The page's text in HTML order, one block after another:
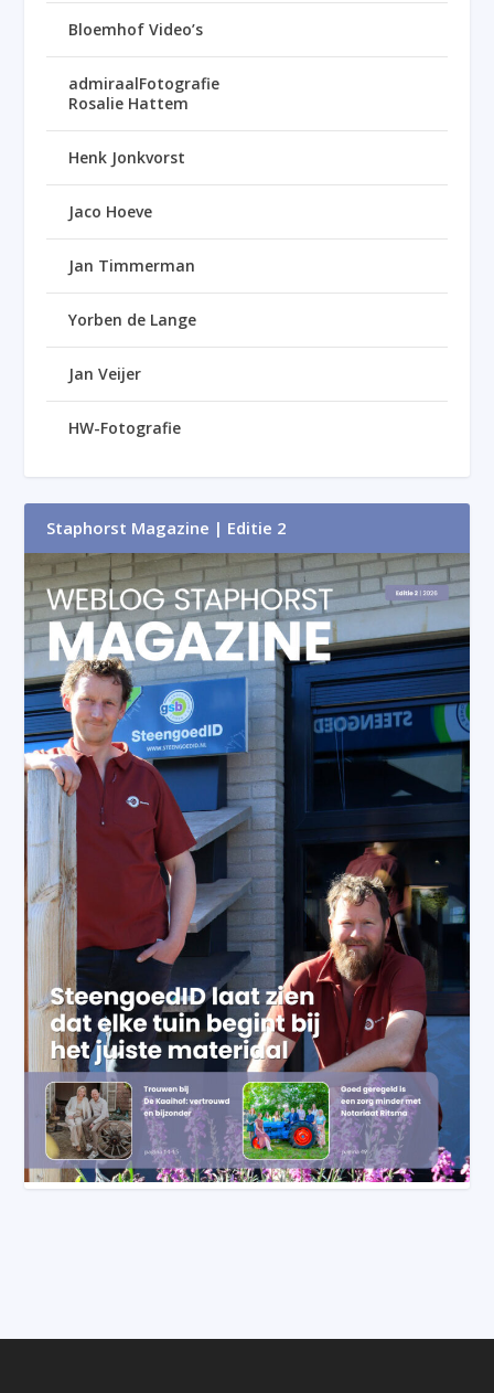
Bloemhof Video’s
admiraalFotografie
Rosalie Hattem
Henk Jonkvorst
Jaco Hoeve
Jan Timmerman
Yorben de Lange
Jan Veijer
HW-Fotografie
Staphorst Magazine | Editie 2